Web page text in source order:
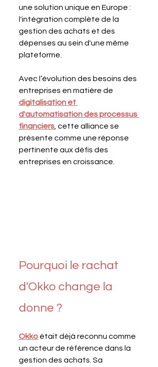
une solution unique en Europe :
l'intégration complète de la
gestion des achats et des
dépenses au sein d'une même
plateforme.
Avec l’évolution des besoins des
entreprises en matière de
digitalisation et
d'automatisation des processus
financiers , cette alliance se
présente comme une réponse
pertinente aux défis des
entreprises en croissance.
Pourquoi le rachat
d'Okko change la
donne ?
Okko était déjà reconnu comme
un acteur de référence dans la
gestion des achats. Sa